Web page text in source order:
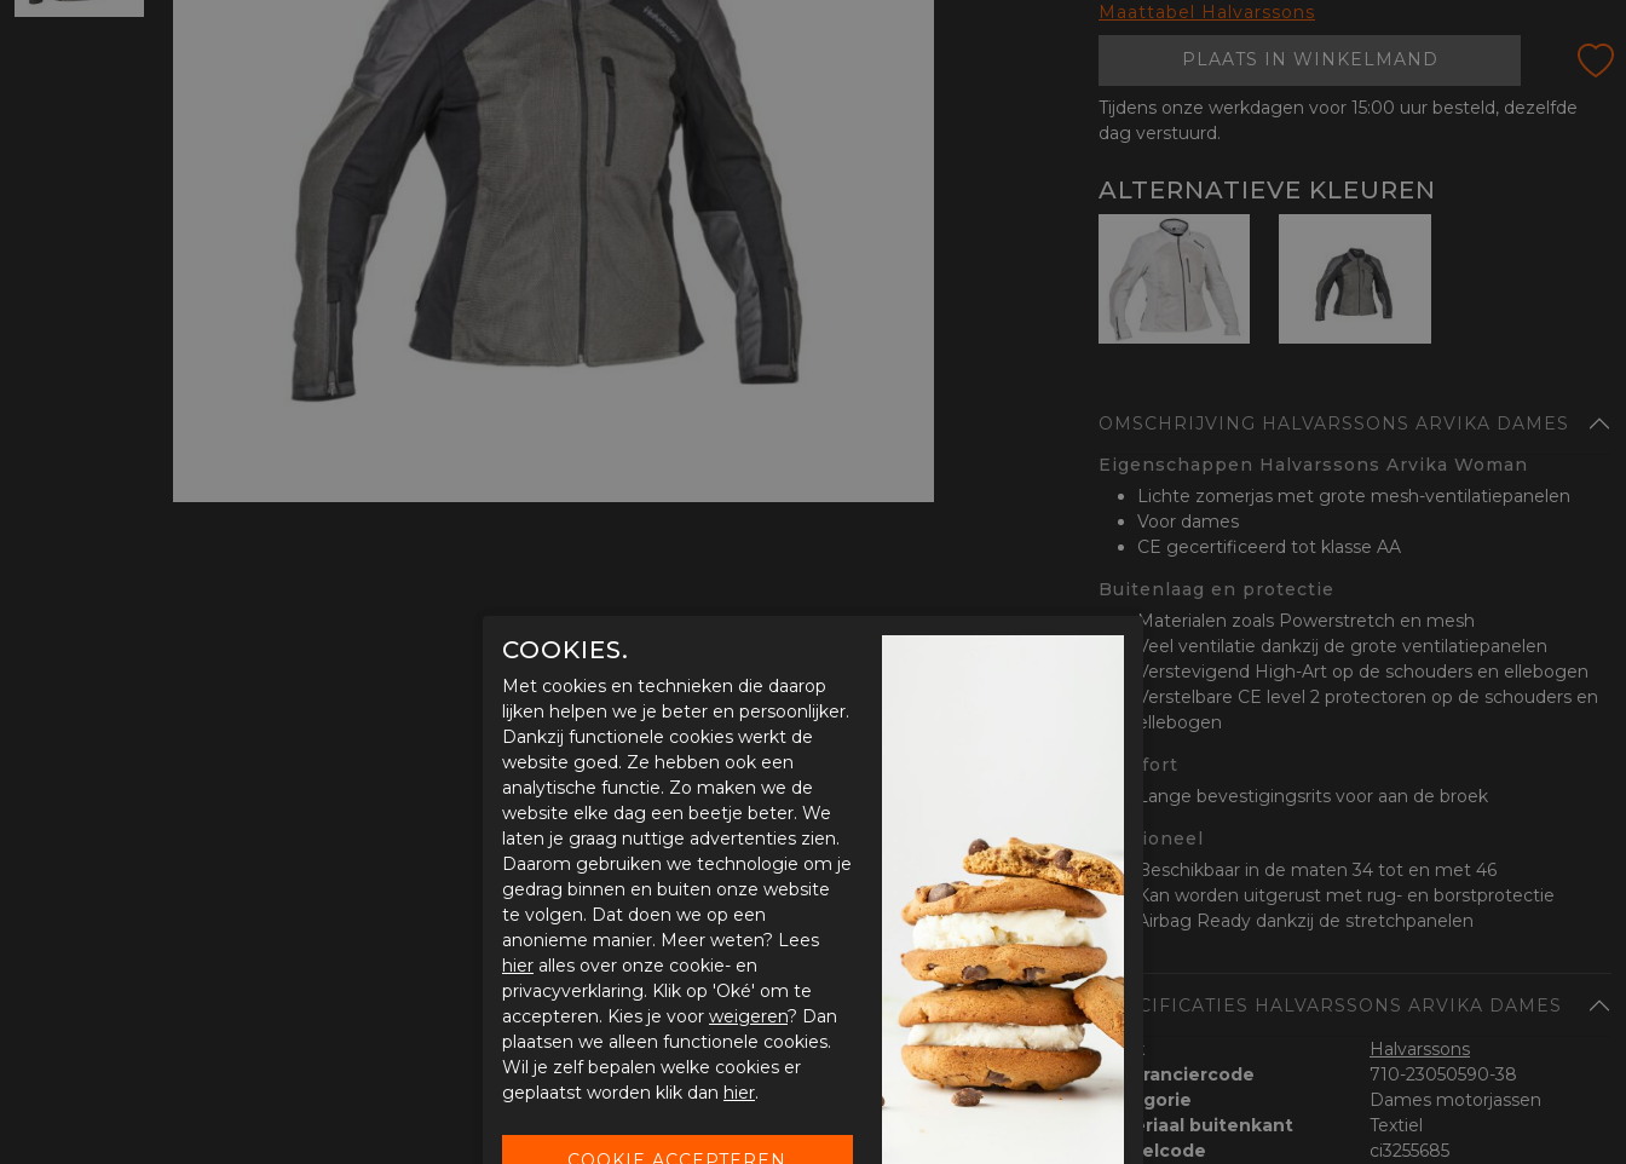
Sloten
Telefoon
Maattabel Halvarssons
PLAATS IN WINKELMAND
Tijdens onze werkdagen voor 15:00 uur besteld, dezelfde
dag verstuurd.
ALTERNATIEVE KLEUREN
OMSCHRIJVING HALVARSSONS ARVIKA DAMES
Eigenschappen Halvarssons Arvika Woman
Lichte zomerjas met grote mesh-ventilatiepanelen
Voor dames
CE gecertificeerd tot klasse AA
Buitenlaag en protectie
Materialen zoals Powerstretch en mesh
Veel ventilatie dankzij de grote ventilatiepanelen
Verstevigend High-Art op de schouders en ellebogen
Verstelbare CE level 2 protectoren op de schouders en
ellebogen
Comfort
Lange bevestigingsrits voor aan de broek
Optioneel
Beschikbaar in de maten 34 tot en met 46
Kan worden uitgerust met rug- en borstprotectie
Airbag Ready dankzij de stretchpanelen
SPECIFICATIES HALVARSSONS ARVIKA DAMES
Merk
Halvarssons
Leveranciercode
710-23050590-38
Categorie
Dames motorjassen
Materiaal buitenkant
Textiel
Bestelcode
ci3255685
COOKIES.
Met cookies en technieken die daarop
lijken helpen we je beter en persoonlijker.
Dankzij functionele cookies werkt de
website goed. Ze hebben ook een
analytische functie. Zo maken we de
website elke dag een beetje beter. We
laten je graag nuttige advertenties zien.
Daarom gebruiken we technologie om je
gedrag binnen en buiten onze website
te volgen. Dat doen we op een
anonieme manier. Meer weten? Lees
hier alles over onze cookie- en
privacyverklaring. Klik op 'Oké' om te
accepteren. Kies je voor weigeren? Dan
plaatsen we alleen functionele cookies.
Wil je zelf bepalen welke cookies er
geplaatst worden klik dan hier.